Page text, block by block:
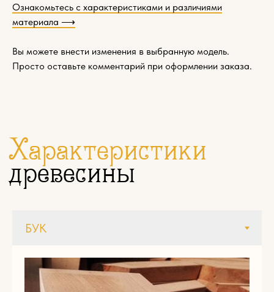
Ознакомьтесь с характеристиками и различиями
материала ⟶
Вы можете внести изменения в выбранную модель.
Просто оставьте комментарий при оформлении заказа.